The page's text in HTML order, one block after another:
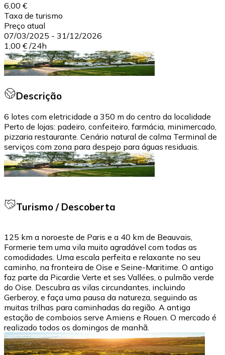
6,00 €
Taxa de turismo
Preço atual
07/03/2025 - 31/12/2026
1,00 € /24h
Descrição
6 lotes com eletricidade a 350 m do centro da localidade
Perto de lojas: padeiro, confeiteiro, farmácia, minimercado,
pizzaria restaurante. Cenário natural de calma Terminal de
serviços com zona para despejo para águas residuais.
Turismo / Descoberta
125 km a noroeste de Paris e a 40 km de Beauvais,
Formerie tem uma vila muito agradável com todas as
comodidades. Uma escala perfeita e relaxante no seu
caminho, na fronteira de Oise e Seine-Maritime. O antigo
faz parte da Picardie Verte et ses Vallées, o pulmão verde
do Oise. Descubra as vilas circundantes, incluindo
Gerberoy, e faça uma pausa da natureza, seguindo as
muitas trilhas para caminhadas da região. A antiga
estação de comboios serve Amiens e Rouen. O mercado é
realizado todos os domingos de manhã.